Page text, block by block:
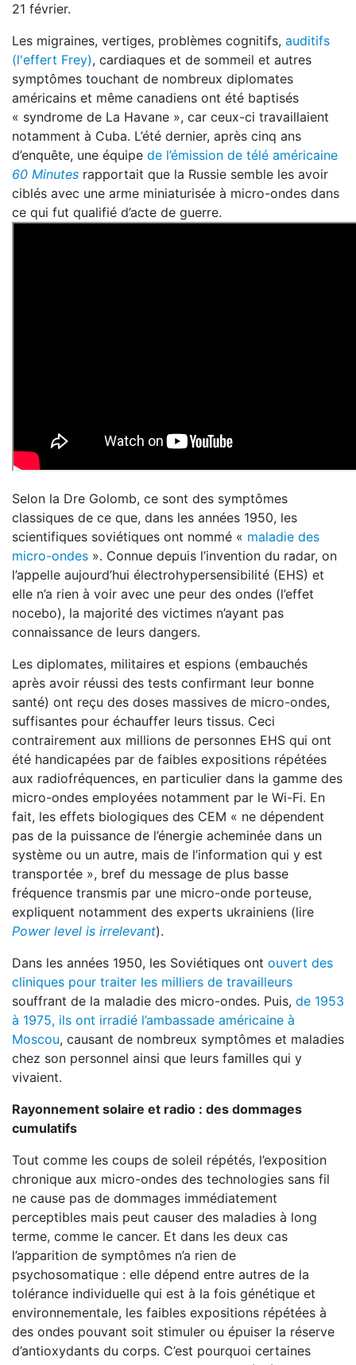
21 février.
Les migraines, vertiges, problèmes cognitifs, auditifs
(l'effert Frey), cardiaques et de sommeil et autres
symptômes touchant de nombreux diplomates
américains et même canadiens ont été baptisés
« syndrome de La Havane », car ceux-ci travaillaient
notamment à Cuba. L’été dernier, après cinq ans
d’enquête, une équipe de l’émission de télé américaine
60 Minutes rapportait que la Russie semble les avoir
ciblés avec une arme miniaturisée à micro-ondes dans
ce qui fut qualifié d’acte de guerre.
Selon la Dre Golomb, ce sont des symptômes
classiques de ce que, dans les années 1950, les
scientifiques soviétiques ont nommé « maladie des
micro-ondes ». Connue depuis l’invention du radar, on
l’appelle aujourd’hui électrohypersensibilité (EHS) et
elle n’a rien à voir avec une peur des ondes (l’effet
nocebo), la majorité des victimes n’ayant pas
connaissance de leurs dangers.
Les diplomates, militaires et espions (embauchés
après avoir réussi des tests confirmant leur bonne
santé) ont reçu des doses massives de micro-ondes,
suffisantes pour échauffer leurs tissus. Ceci
contrairement aux millions de personnes EHS qui ont
été handicapées par de faibles expositions répétées
aux radiofréquences, en particulier dans la gamme des
micro-ondes employées notamment par le Wi-Fi. En
fait, les effets biologiques des CEM « ne dépendent
pas de la puissance de l’énergie acheminée dans un
système ou un autre, mais de l’information qui y est
transportée », bref du message de plus basse
fréquence transmis par une micro-onde porteuse,
expliquent notamment des experts ukrainiens (lire
Power level is irrelevant).
Dans les années 1950, les Soviétiques ont ouvert des
cliniques pour traiter les milliers de travailleurs
souffrant de la maladie des micro-ondes. Puis, de 1953
à 1975, ils ont irradié l’ambassade américaine à
Moscou, causant de nombreux symptômes et maladies
chez son personnel ainsi que leurs familles qui y
vivaient.
Rayonnement solaire et radio : des dommages
cumulatifs
Tout comme les coups de soleil répétés, l’exposition
chronique aux micro-ondes des technologies sans fil
ne cause pas de dommages immédiatement
perceptibles mais peut causer des maladies à long
terme, comme le cancer. Et dans les deux cas
l’apparition de symptômes n’a rien de
psychosomatique : elle dépend entre autres de la
tolérance individuelle qui est à la fois génétique et
environnementale, les faibles expositions répétées à
des ondes pouvant soit stimuler ou épuiser la réserve
d’antioxydants du corps. C’est pourquoi certaines